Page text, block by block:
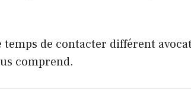
de contacter différent
comprend.